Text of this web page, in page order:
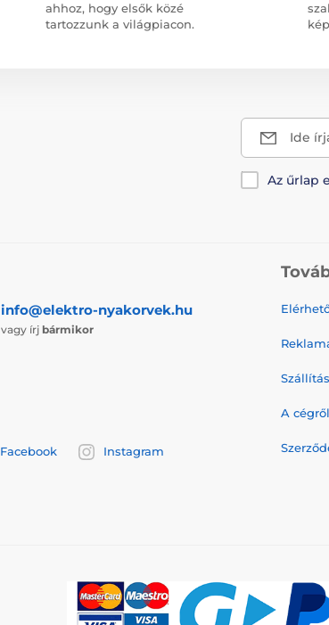
ahhoz, hogy elsők közé
tartozzunk a világpiacon.
Ide
Az űrlap
info@elektro-nyakorvek.hu
vagy írj bármikor
Facebook Instagram
A cégről